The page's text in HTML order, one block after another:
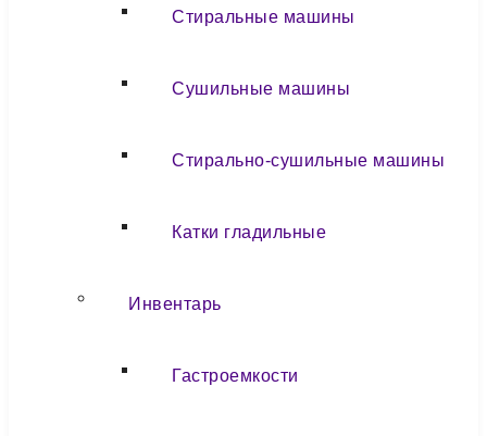
Стиральные машины
Сушильные машины
Стирально-сушильные машины
Катки гладильные
Инвентарь
Гастроемкости